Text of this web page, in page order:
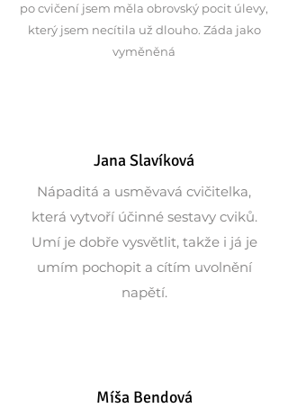
po cvičení jsem měla obrovský pocit úlevy,
který jsem necítila už dlouho. Záda jako
vyměněná
Jana Slavíková
Nápaditá a usměvavá cvičitelka,
která vytvoří účinné sestavy cviků.
Umí je dobře vysvětlit, takže i já je
umím pochopit a cítím uvolnění
napětí.
Míša Bendová